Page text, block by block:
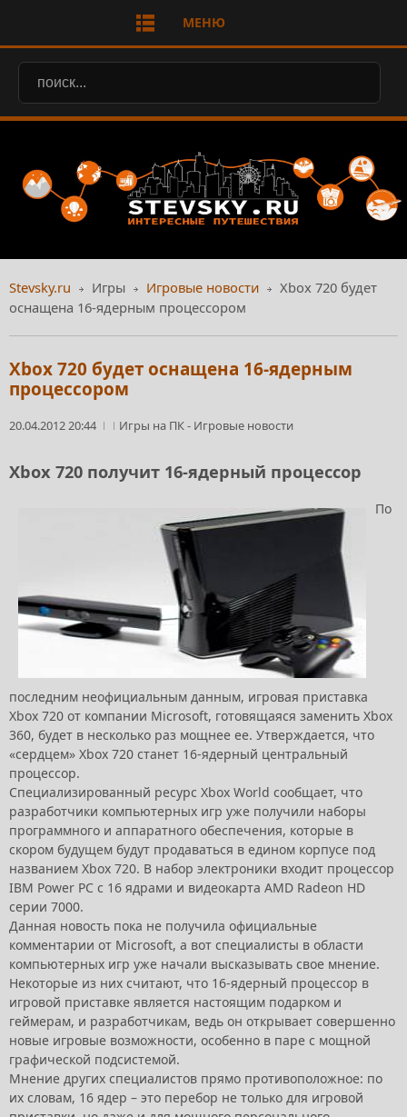
МЕНЮ
Stevsky.ru Игры Игровые новости
Xbox 720 будет
оснащена 16-ядерным процессором
Xbox 720 будет оснащена 16-ядерным
процессором
20.04.2012 20:44 Игры на ПК- Игровые новости
Xbox 720 получит 16-ядерный процессор
По
последним неофициальным данным, игровая приставка
Xbox 720 от компании Microsoft, готовящаяся заменить Xbox
360, будет в несколько раз мощнее ее. Утверждается, что
«сердцем» Xbox 720 станет 16-ядерный центральный
процессор.
Специализированный ресурс Xbox World сообщает, что
разработчики компьютерных игр уже получили наборы
программного и аппаратного обеспечения, которые в
скором будущем будут продаваться в едином корпусе под
названием Xbox 720. В набор электроники входит процессор
IBM Power PC с 16 ядрами и видеокарта AMD Radeon HD
серии 7000.
Данная новость пока не получила официальные
комментарии от Microsoft, а вот специалисты в области
компьютерных игр уже начали высказывать свое мнение.
Некоторые из них считают, что 16-ядерный процессор в
игровой приставке является настоящим подарком и
геймерам, и разработчикам, ведь он открывает совершенно
новые игровые возможности, особенно в паре с мощной
графической подсистемой.
Мнение других специалистов прямо противоположное: по
их словам, 16 ядер – это перебор не только для игровой